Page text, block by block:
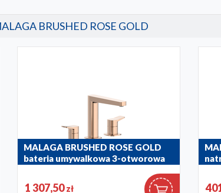
BRUSHED ROSE GOLD
MALAGA BRUSHED ROSE GOLD
bateria umywalkowa 3-otworowa
1 307,50zł